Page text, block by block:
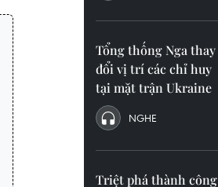
Tổng thống Nga thay
đổi vị trí các chỉ huy
tại mặt trận Ukraine
NGHE
Triệt phá thành công